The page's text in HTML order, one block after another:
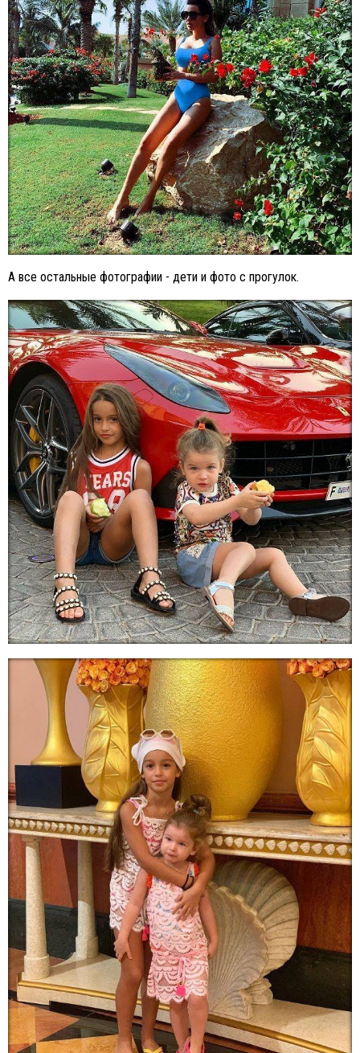
А все остальные фотографии - дети и фото с прогулок.